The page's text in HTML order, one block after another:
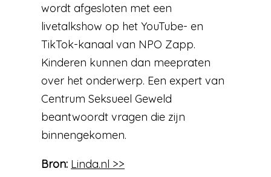
wordt afgesloten met een
livetalkshow op het YouTube- en
TikTok-kanaal van NPO Zapp.
Kinderen kunnen dan meepraten
over het onderwerp. Een expert van
Centrum Seksueel Geweld
beantwoordt vragen die zijn
binnengekomen.
Bron: Linda.nl >>